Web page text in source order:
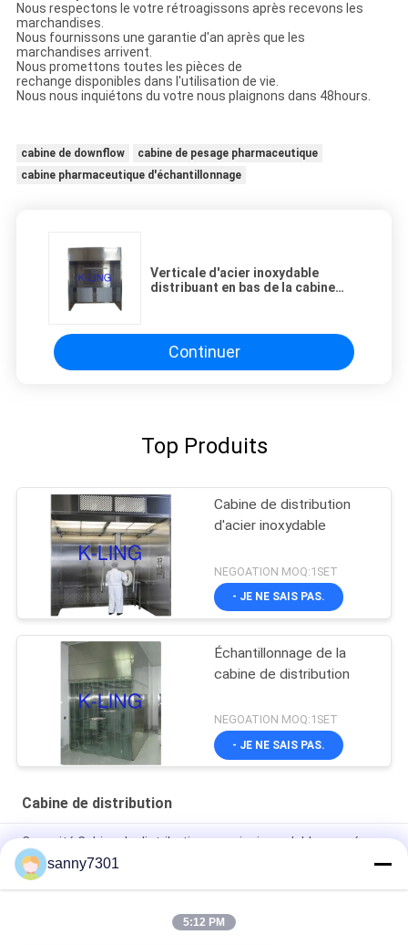
Nous respectons le votre rétroagissons après recevons les
marchandises.
Nous fournissons une garantie d'an après que les
marchandises arrivent.
Nous promettons toutes les pièces de
rechange disponibles dans l'utilisation de vie.
Nous nous inquiétons du votre nous plaignons dans 48hours.
cabine de downflow
cabine de pesage pharmaceutique
cabine pharmaceutique d'échantillonnage
Verticale d'acier inoxydable
distribuant en bas de la cabine
d'écoulement
Continuer
Top Produits
Cabine de distribution
d'acier inoxydable
NEGOATION MOQ:1SET
- JE NE SAIS PAS.
Échantillonnage de la
cabine de distribution
NEGOATION MOQ:1SET
- JE NE SAIS PAS.
Cabine de distribution
Capacité Cabine de distribution en acier inoxydable avec écran
LCD et taille personnalisée
Écran tactile Bureau d'échantillonnage en acier inoxydable
sanny7301
5:12 PM